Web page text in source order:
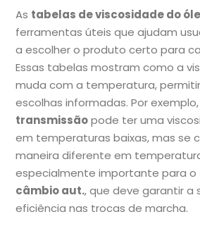
As tabelas de viscosidade do
ferramentas úteis que ajudam
a escolher o produto certo para
Essas tabelas mostram como a
muda com a temperatura,
escolhas informadas. Por
transmissãopode ter uma
em temperaturas baixas, mas se
maneira diferente em
especialmente importante para o
câmbio aut., que deve garantir a
eficiência nas trocas de marcha.